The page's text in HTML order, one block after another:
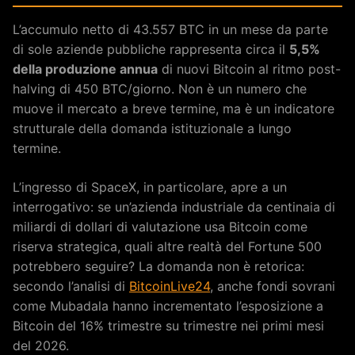
L’accumulo netto di 43.557 BTC in un mese da parte
di sole aziende pubbliche rappresenta circa il 5,5%
della produzione annua di nuovi Bitcoin al ritmo post-
halving di 450 BTC/giorno. Non è un numero che
muove il mercato a breve termine, ma è un indicatore
strutturale della domanda istituzionale a lungo
termine.
L’ingresso di SpaceX, in particolare, apre a un
interrogativo: se un’azienda industriale da centinaia di
miliardi di dollari di valutazione usa Bitcoin come
riserva strategica, quali altre realtà del Fortune 500
potrebbero seguire? La domanda non è retorica:
secondo l’analisi di BitcoinLive24, anche fondi sovrani
come Mubadala hanno incrementato l’esposizione a
Bitcoin del 16% trimestre su trimestre nei primi mesi
del 2026.